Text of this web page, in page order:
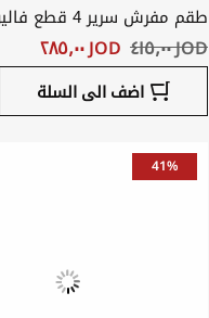
طقم مفرش سرير 4
القطن لون بيجJOD ‏٢٨٥٫٠٠ JOD ‏٤١٥٫٠٠
اضف الى السلة
41%